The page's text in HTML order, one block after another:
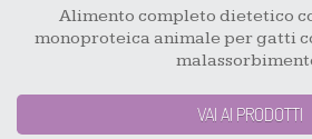
Alimento completo dietetico
monoproteica animale per gatti
VAI AI PRODOTTI